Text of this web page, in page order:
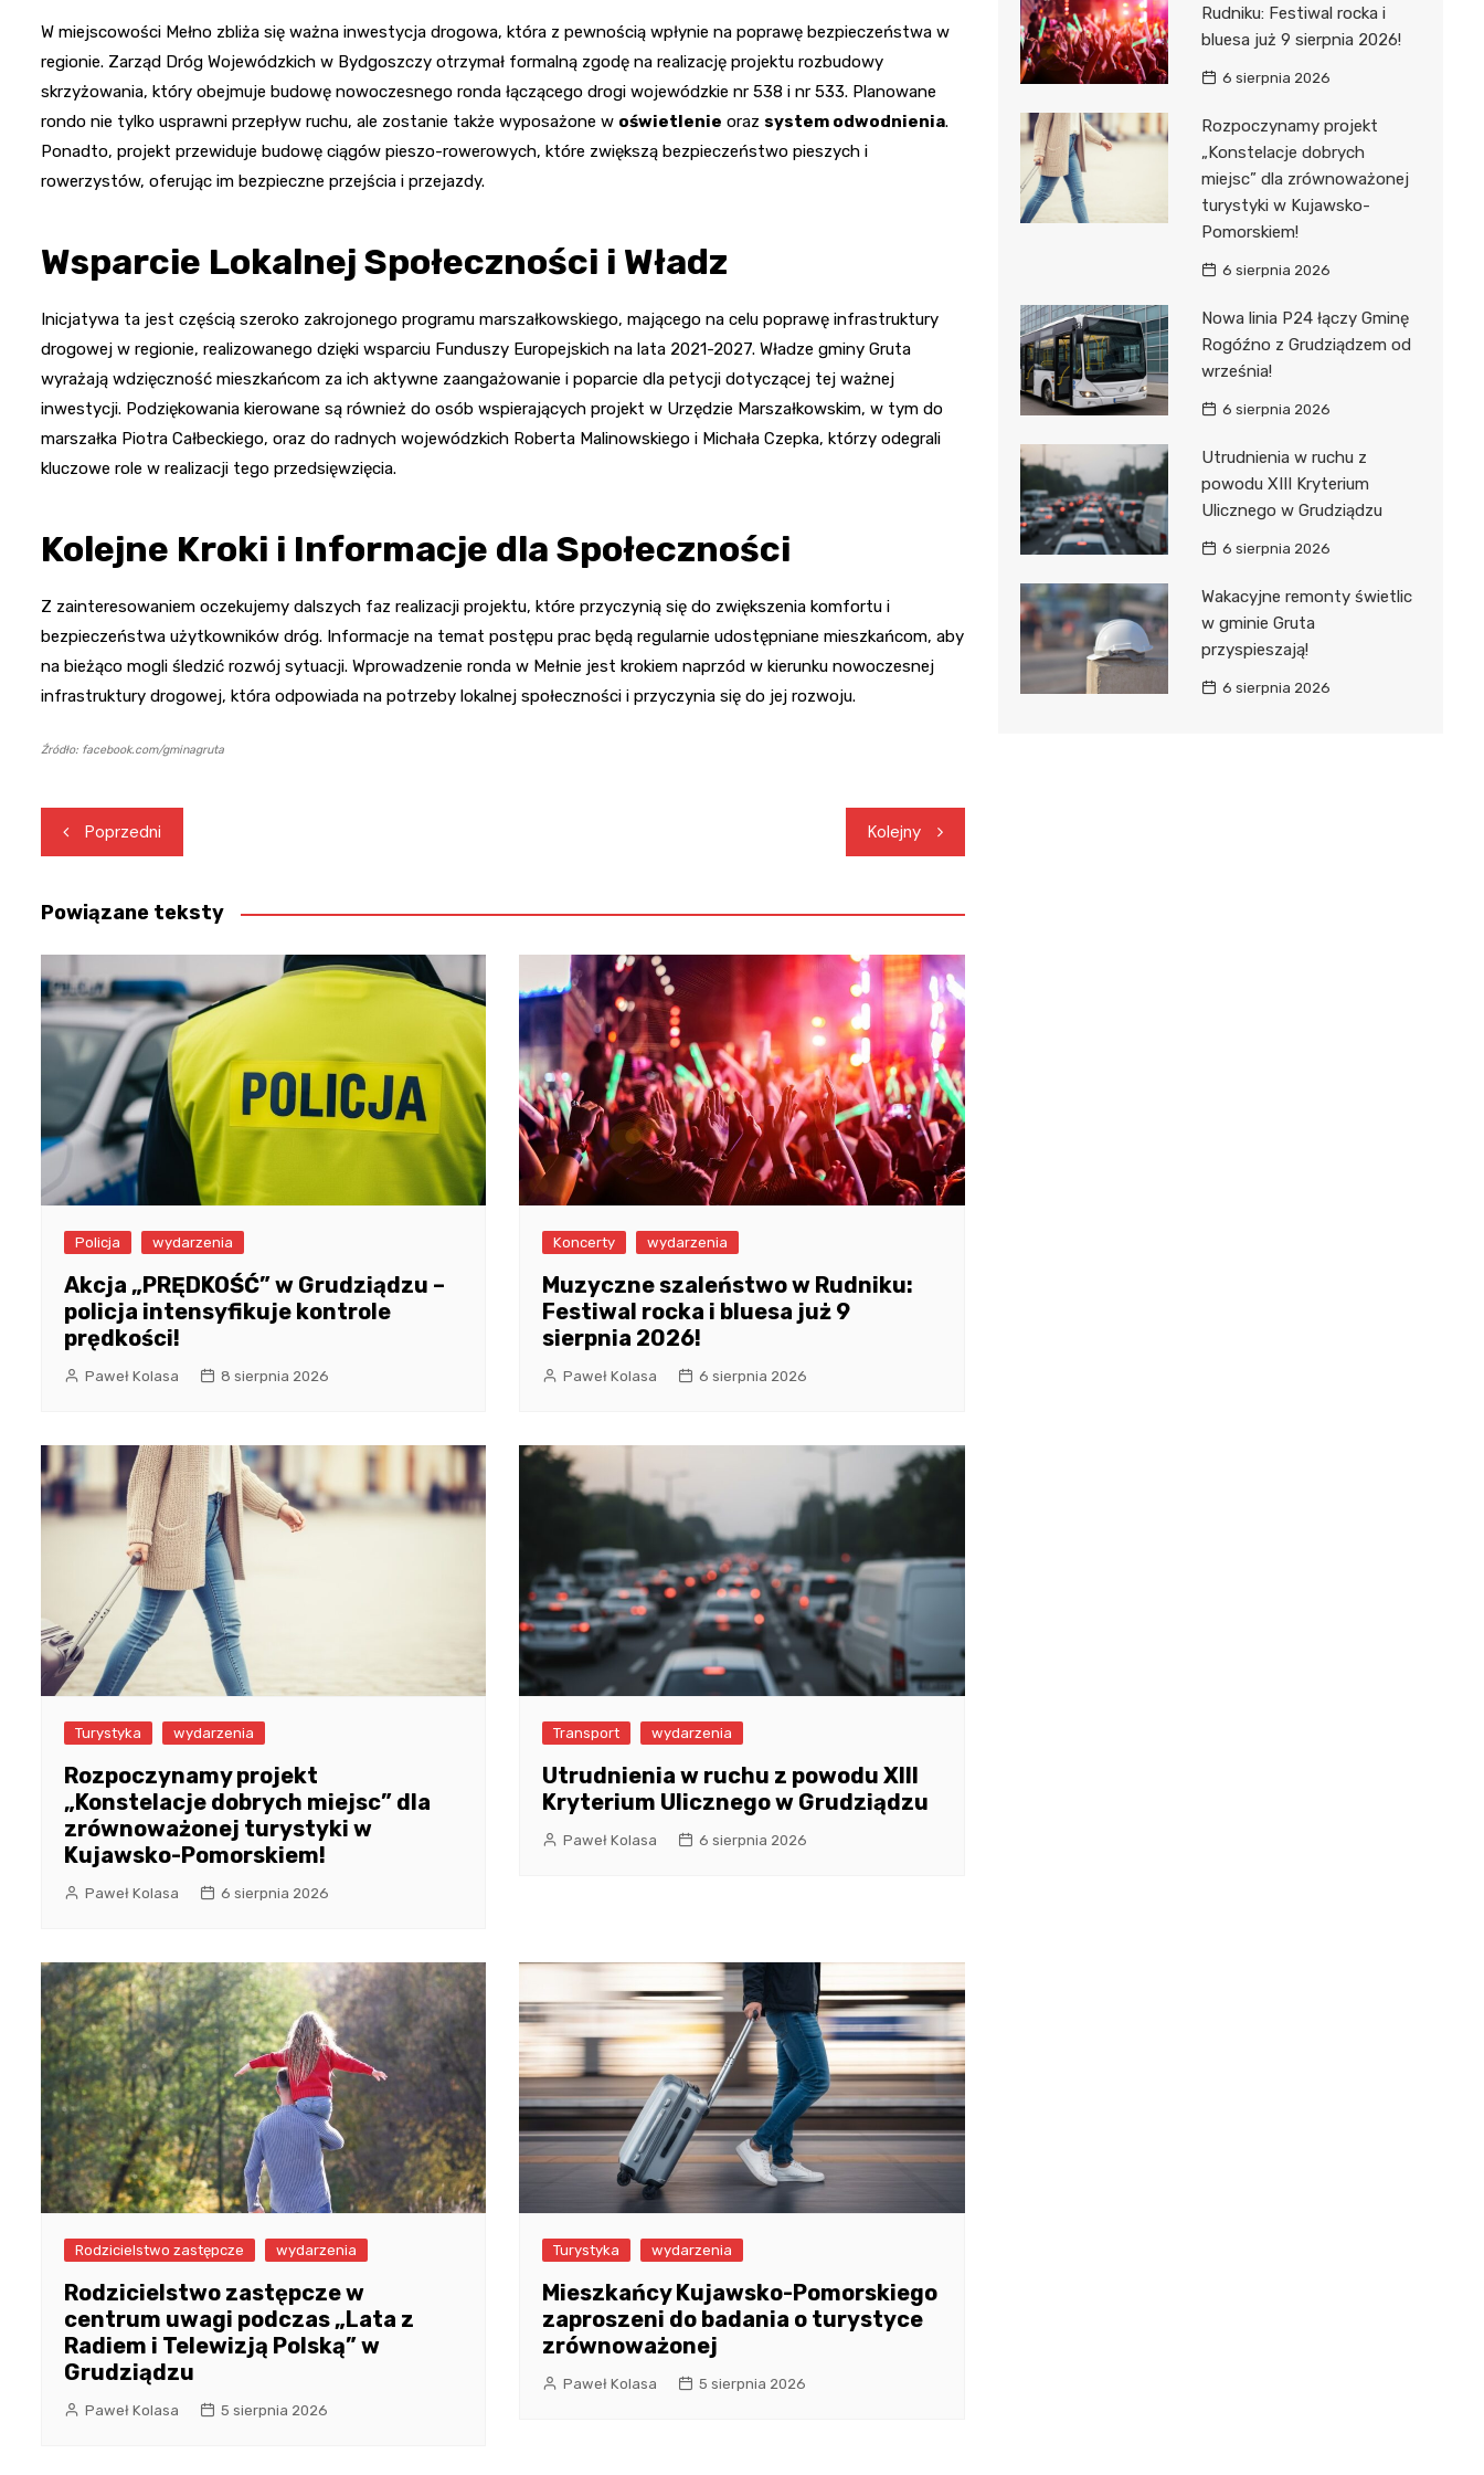
W miejscowości Mełno zbliża się ważna inwestycja drogowa, która z pewnością wpłynie na poprawę bezpieczeństwa w
regionie. Zarząd Dróg Wojewódzkich w Bydgoszczy otrzymał formalną zgodę na realizację projektu rozbudowy
skrzyżowania, który obejmuje budowę nowoczesnego ronda łączącego drogi wojewódzkie nr 538 i nr 533. Planowane
rondo nie tylko usprawni przepływ ruchu, ale zostanie także wyposażone w oświetlenie oraz system odwodnienia.
Ponadto, projekt przewiduje budowę ciągów pieszo-rowerowych, które zwiększą bezpieczeństwo pieszych i
rowerzystów, oferując im bezpieczne przejścia i przejazdy.
Wsparcie Lokalnej Społeczności i Władz
Inicjatywa ta jest częścią szeroko zakrojonego programu marszałkowskiego, mającego na celu poprawę infrastruktury
drogowej w regionie, realizowanego dzięki wsparciu Funduszy Europejskich na lata 2021-2027. Władze gminy Gruta
wyrażają wdzięczność mieszkańcom za ich aktywne zaangażowanie i poparcie dla petycji dotyczącej tej ważnej
inwestycji. Podziękowania kierowane są również do osób wspierających projekt w Urzędzie Marszałkowskim, w tym do
marszałka Piotra Całbeckiego, oraz do radnych wojewódzkich Roberta Malinowskiego i Michała Czepka, którzy odegrali
kluczowe role w realizacji tego przedsięwzięcia.
Kolejne Kroki i Informacje dla Społeczności
Z zainteresowaniem oczekujemy dalszych faz realizacji projektu, które przyczynią się do zwiększenia komfortu i
bezpieczeństwa użytkowników dróg. Informacje na temat postępu prac będą regularnie udostępniane mieszkańcom, aby
na bieżąco mogli śledzić rozwój sytuacji. Wprowadzenie ronda w Mełnie jest krokiem naprzód w kierunku nowoczesnej
infrastruktury drogowej, która odpowiada na potrzeby lokalnej społeczności i przyczynia się do jej rozwoju.
Źródło: facebook.com/gminagruta
Nawigacja
wpisu
Poprzedni Kolejny
Powiązane teksty
Policja wydarzenia
Akcja „PRĘDKOŚĆ” w Grudziądzu –
policja intensyfikuje kontrole
prędkości!
Paweł Kolasa 8 sierpnia 2026
Koncerty wydarzenia
Muzyczne szaleństwo w Rudniku:
Festiwal rocka i bluesa już 9
sierpnia 2026!
Paweł Kolasa 6 sierpnia 2026
Turystyka wydarzenia
Rozpoczynamy projekt
„Konstelacje dobrych miejsc” dla
zrównoważonej turystyki w
Kujawsko-Pomorskiem!
Paweł Kolasa 6 sierpnia 2026
Transport wydarzenia
Utrudnienia w ruchu z powodu XIII
Kryterium Ulicznego w Grudziądzu
Paweł Kolasa 6 sierpnia 2026
Rodzicielstwo zastępcze wydarzenia
Rodzicielstwo zastępcze w
centrum uwagi podczas „Lata z
Radiem i Telewizją Polską” w
Grudziądzu
Paweł Kolasa 5 sierpnia 2026
Turystyka wydarzenia
Mieszkańcy Kujawsko-Pomorskiego
zaproszeni do badania o turystyce
zrównoważonej
Paweł Kolasa 5 sierpnia 2026
Rudniku: Festiwal rocka i
bluesa już 9 sierpnia 2026!
6 sierpnia 2026
Rozpoczynamy projekt
„Konstelacje dobrych
miejsc” dla zrównoważonej
turystyki w Kujawsko-
Pomorskiem!
6 sierpnia 2026
Nowa linia P24 łączy Gminę
Rogóźno z Grudziądzem od
września!
6 sierpnia 2026
Utrudnienia w ruchu z
powodu XIII Kryterium
Ulicznego w Grudziądzu
6 sierpnia 2026
Wakacyjne remonty świetlic
w gminie Gruta
przyspieszają!
6 sierpnia 2026